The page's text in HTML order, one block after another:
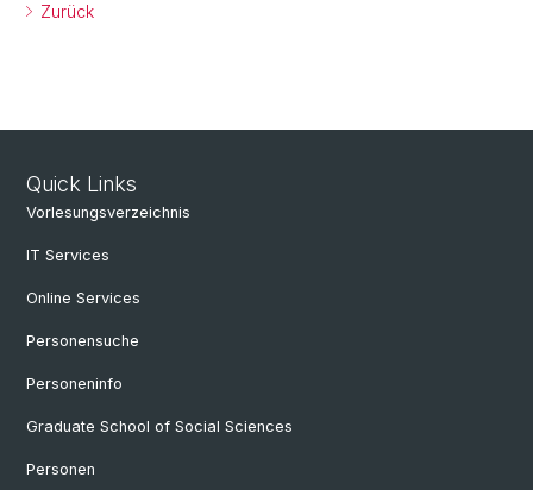
Zurück
Quick Links
Vorlesungsverzeichnis
IT Services
Online Services
Personensuche
Personeninfo
Graduate School of Social Sciences
Personen